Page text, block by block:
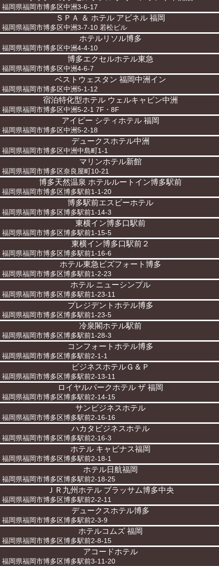
福岡県福岡市博多区中洲3-6-17
ＳＰＡ ＆ ホテル アビネル 福岡
福岡県福岡市博多区中洲3-7-10 若松ビル
ホテルリソル博多
福岡県福岡市博多区中洲4-4-10
博多エクセルホテル東急
福岡県福岡市博多区中洲4-6-7
ベストウェスタン 福岡中洲イン
福岡県福岡市博多区中洲5-1-12
宿泊特化型ホテル ウェルキャビン中洲
福岡県福岡市博多区中洲5-2-1 7F・8F
アイピー シティホテル 福岡
福岡県福岡市博多区中洲5-2-18
デュークスホテル中洲
福岡県福岡市博多区中洲中島町1-1
マリンホテル新館
福岡県福岡市博多区奈良屋町10-21
博多天然温泉 ホテルルートイン博多駅前
福岡県福岡市博多区博多駅前1-1-20
博多駅前エスビーホテル
福岡県福岡市博多区博多駅前1-14-3
東横イン博多口駅前
福岡県福岡市博多区博多駅前1-15-5
東横イン博多口駅前２
福岡県福岡市博多区博多駅前1-16-6
ホテル東急ビズフォート博多
福岡県福岡市博多区博多駅前1-2-23
ホテル ニューシンプル
福岡県福岡市博多区博多駅前1-23-11
プレジデントホテル博多
福岡県福岡市博多区博多駅前1-23-5
冷泉閣ホテル駅前
福岡県福岡市博多区博多駅前1-28-3
コンフォートホテル博多
福岡県福岡市博多区博多駅前2-1-1
ビジネスホテルＧ＆Ｐ
福岡県福岡市博多区博多駅前2-13-11
ロイヤルパークホテル ザ 福岡
福岡県福岡市博多区博多駅前2-14-15
サンビジネスホテル
福岡県福岡市博多区博多駅前2-16-16
ハカタビジネスホテル
福岡県福岡市博多区博多駅前2-16-3
ホテル キャビナス福岡
福岡県福岡市博多区博多駅前2-18-1
ホテル日航福岡
福岡県福岡市博多区博多駅前2-18-25
ＪＲ九州ホテル ブラッサム博多中央
福岡県福岡市博多区博多駅前2-2-11
デュークスホテル博多
福岡県福岡市博多区博多駅前2-3-9
ホテルコムズ 福岡
福岡県福岡市博多区博多駅前2-8-15
アコードホテル
福岡県福岡市博多区博多駅前3-11-20